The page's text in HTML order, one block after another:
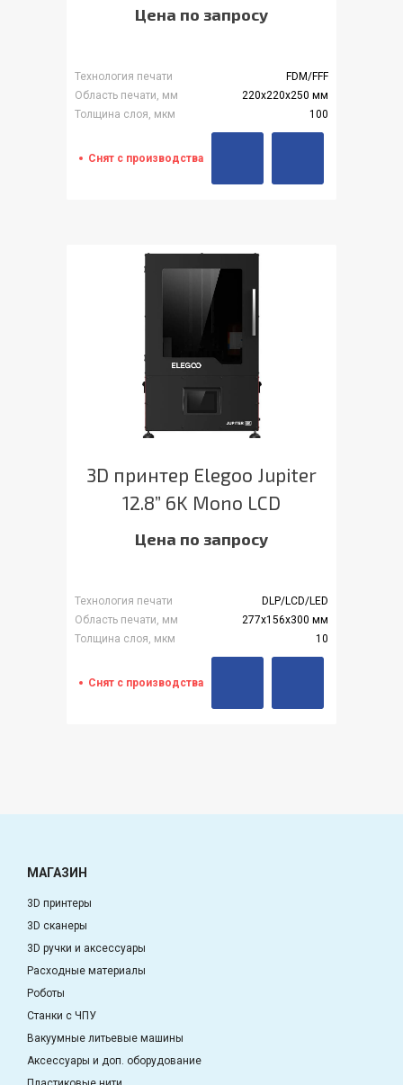
Цена по запросу
Технология печати
FDM/FFF
Область печати, мм
220x220x250 мм
Толщина слоя, мкм
100
Снят с производства
3D принтер Elegoo Jupiter
12.8” 6K Mono LCD
Цена по запросу
Технология печати
DLP/LCD/LED
Область печати, мм
277х156х300 мм
Толщина слоя, мкм
10
Снят с производства
МАГАЗИН
3D принтеры
3D сканеры
3D ручки и аксессуары
Расходные материалы
Роботы
Станки с ЧПУ
Вакуумные литьевые машины
Аксессуары и доп. оборудование